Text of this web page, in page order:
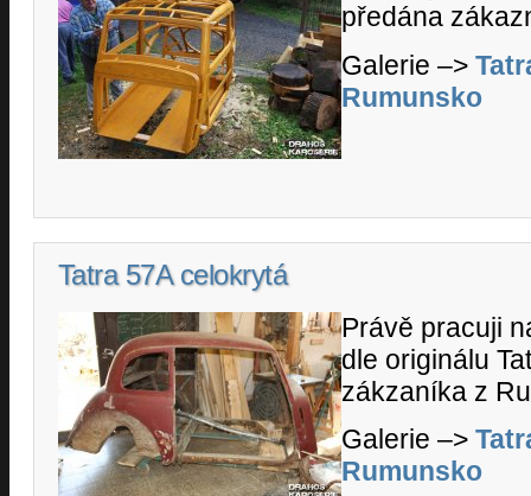
předána
Galerie –>
Rumunsko
Tatra 57A celokrytá
Právě pracuji
dle originálu
zákzaníka z
Galerie –>
Rumunsko